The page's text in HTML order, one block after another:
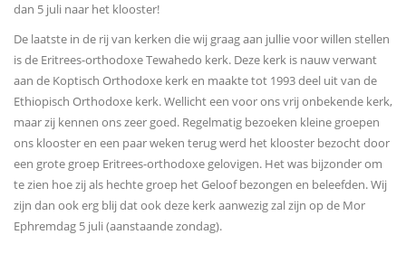
dan 5 juli naar het klooster!
De laatste in de rij van kerken die wij graag aan jullie voor willen stellen
is de Eritrees-orthodoxe Tewahedo kerk. Deze kerk is nauw verwant
aan de Koptisch Orthodoxe kerk en maakte tot 1993 deel uit van de
Ethiopisch Orthodoxe kerk. Wellicht een voor ons vrij onbekende kerk,
maar zij kennen ons zeer goed. Regelmatig bezoeken kleine groepen
ons klooster en een paar weken terug werd het klooster bezocht door
een grote groep Eritrees-orthodoxe gelovigen. Het was bijzonder om
te zien hoe zij als hechte groep het Geloof bezongen en beleefden. Wij
zijn dan ook erg blij dat ook deze kerk aanwezig zal zijn op de Mor
Ephremdag 5 juli (aanstaande zondag).